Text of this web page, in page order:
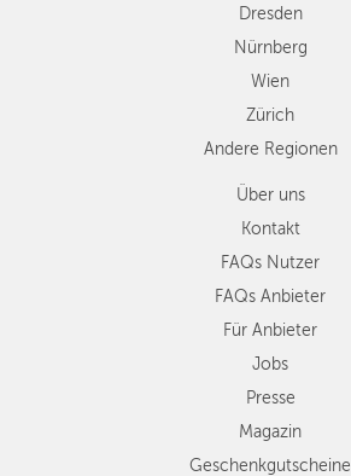
Dresden
Nürnberg
Wien
Zürich
Andere Regionen
Über uns
Kontakt
FAQs Nutzer
FAQs Anbieter
Für Anbieter
Jobs
Presse
Magazin
Geschenkgutscheine